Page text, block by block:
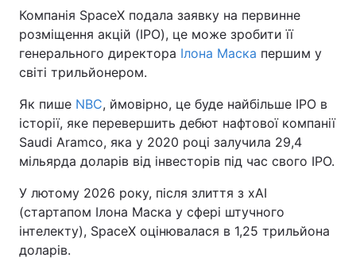
Головна Війна
Україна Політика
Економіка
Спорт Наука
Техно і зв'язок Лайт
Зброя Інциденти
Здоров'я Туризм
Цікавинки
Компанія SpaceX подала заявку на первинне
розміщення акцій (IPO), це може зробити її
генерального директора Ілона Маска першим у
світі трильйонером.
Як пише NBC, ймовірно, це буде найбільше IPO в
історії, яке перевершить дебют нафтової компанії
Saudi Aramco, яка у 2020 році залучила 29,4
мільярда доларів від інвесторів під час свого IPO.
У лютому 2026 року, після злиття з xAI
(стартапом Ілона Маска у сфері штучного
інтелекту), SpaceX оцінювалася в 1,25 трильйона
доларів.